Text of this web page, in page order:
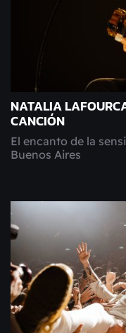
NATALIA
CANCIÓN
El encanto de la
Buenos Aires